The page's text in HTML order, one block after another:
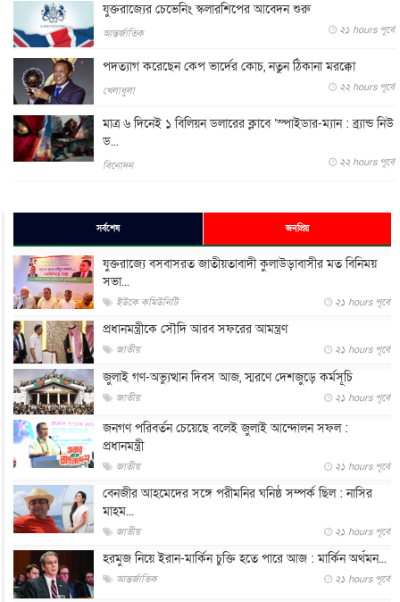
যুক্তরাজ্যের চেভেনিং স্কলারশিপের আবেদন শুরু
আন্তর্জাতিক ২১ hours পূর্বে
পদত্যাগ করেছেন কেপ ভার্দের কোচ, নতুন ঠিকানা মরক্কো
খেলাধুলা ২২ hours পূর্বে
মাত্র ৬ দিনেই ১ বিলিয়ন ডলারের ক্লাবে ‘স্পাইডার-ম্যান : ব্র্যান্ড নিউ
ড...
বিনোদন ২২ hours পূর্বে
সর্বশেষ জনপ্রিয়
যুক্তরাজ্যে বসবাসরত জাতীয়তাবাদী কুলাউড়াবাসীর মত বিনিময়
সভা...
ইউকে কমিউনিটি ২১ hours পূর্বে
প্রধানমন্ত্রীকে সৌদি আরব সফরের আমন্ত্রণ
জাতীয় ২১ hours পূর্বে
জুলাই গণ-অভ্যুত্থান দিবস আজ, স্মরণে দেশজুড়ে কর্মসূচি
জাতীয় ২১ hours পূর্বে
জনগণ পরিবর্তন চেয়েছে বলেই জুলাই আন্দোলন সফল :
প্রধানমন্ত্রী
জাতীয় ২১ hours পূর্বে
বেনজীর আহমেদের সঙ্গে পরীমনির ঘনিষ্ঠ সম্পর্ক ছিল : নাসির
মাহম...
জাতীয় ২১ hours পূর্বে
হরমুজ নিয়ে ইরান-মার্কিন চুক্তি হতে পারে আজ : মার্কিন অর্থমন...
আন্তর্জাতিক ২১ hours পূর্বে